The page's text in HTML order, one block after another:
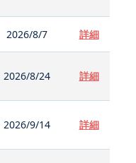
2026/8/7 詳細
2026/8/24 詳細
2026/9/14 詳細